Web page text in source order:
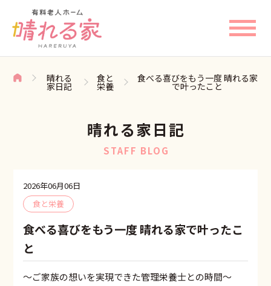
晴れる
家日記
食と
栄養
食べる喜びをもう一度 晴れる家
で叶ったこと
晴れる家日記
STAFF BLOG
2026年06月06日
食と栄養
食べる喜びをもう一度 晴れる家で叶ったこ
と
〜ご家族の想いを実現できた管理栄養士との時間〜